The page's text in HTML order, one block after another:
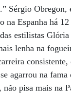
Sérgio Obregon,
na Espanha há
estilistas
lenha na
consistente,
agarrou na fama
pisa mais na